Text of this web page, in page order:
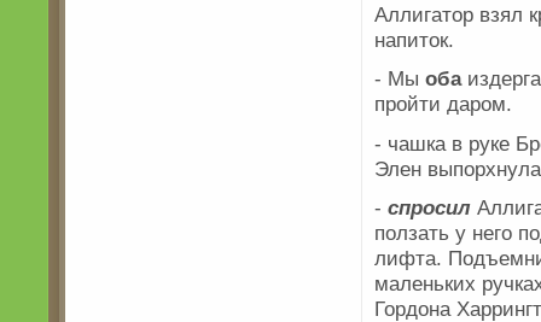
Аллигатор взял
напиток.
- Мы оба
пройти даром.
- чашка в руке
Элен
- спросил
ползать у него
лифта.
маленьких
Гордона